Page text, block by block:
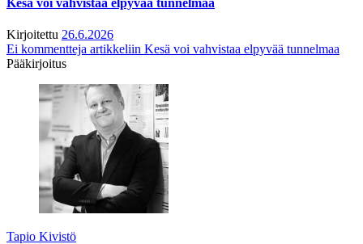
Kirjoitettu 26.6.2026
Ei kommentteja artikkeliin Kesä voi vahvistaa elpyvää tunnelmaa
Pääkirjoitus
Tapio Kivistö